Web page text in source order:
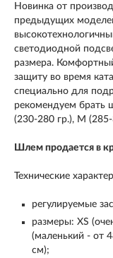
Новинка от
предыдущих
светодиодной
размера.
защиту во время
специально для
рекомендуем брать
(230-280 гр.), M
Шлем продается в
Технические
регулируемые
размеры: XS
(маленький - от
см);